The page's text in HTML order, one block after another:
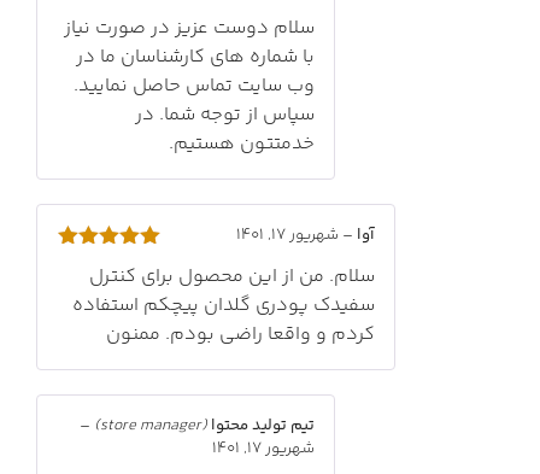
سلام دوست عزیز در صورت نیاز
با شماره های کارشناسان ما در
وب سایت تماس حاصل نمایید.
سپاس از توجه شما. در
خدمتتون هستیم.
5
آوا – شهریور 17, 1401
سلام. من از این محصول برای کنترل
سفیدک پودری گلدان پیچکم استفاده
کردم و واقعا راضی بودم. ممنون
تیم تولید محتوا (store manager)
–
شهریور 17, 1401